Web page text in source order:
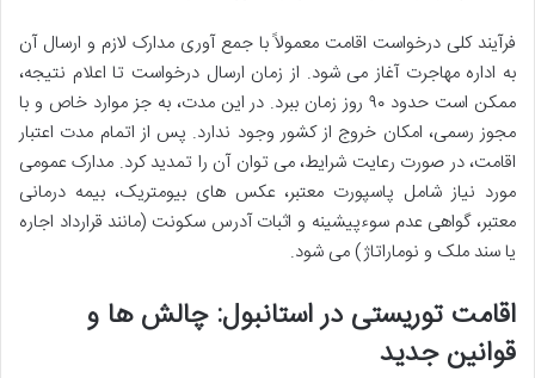
فرآیند کلی درخواست اقامت معمولاً با جمع آوری مدارک لازم و ارسال آن
به اداره مهاجرت آغاز می شود. از زمان ارسال درخواست تا اعلام نتیجه،
ممکن است حدود ۹۰ روز زمان ببرد. در این مدت، به جز موارد خاص و با
مجوز رسمی، امکان خروج از کشور وجود ندارد. پس از اتمام مدت اعتبار
اقامت، در صورت رعایت شرایط، می توان آن را تمدید کرد. مدارک عمومی
مورد نیاز شامل پاسپورت معتبر، عکس های بیومتریک، بیمه درمانی
معتبر، گواهی عدم سوءپیشینه و اثبات آدرس سکونت (مانند قرارداد اجاره
یا سند ملک و نوماراتاژ) می شود.
اقامت توریستی در استانبول: چالش ها و
قوانین جدید